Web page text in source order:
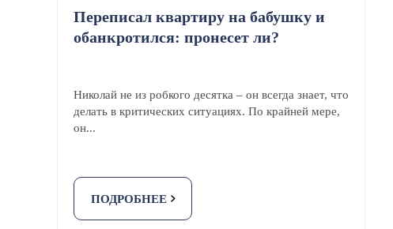
Переписал квартиру на бабушку и
обанкротился: пронесет ли?
Николай не из робкого десятка – он всегда знает, что
делать в критических ситуациях. По крайней мере,
он...
ПОДРОБНЕЕ